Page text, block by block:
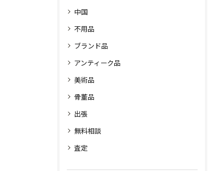
中国
不用品
ブランド品
アンティーク品
美術品
骨董品
出張
無料相談
査定